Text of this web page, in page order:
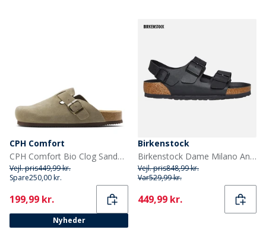
CPH Comfort
CPH Comfort Bio Clog Sandaler af ruskind Taupe
Vejl. pris449,99 kr.
Spare250,00 kr.
Current
199,99 kr.
Nyheder
Birkenstock
Birkenstock Dame Milano Ankelrem Sandaler Trefuld Sort
Vejl. pris848,99 kr.
Var529,99 kr.
Current
449,99 kr.